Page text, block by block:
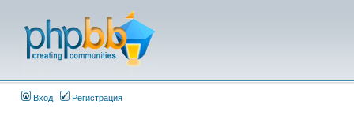
Вход Регистрация